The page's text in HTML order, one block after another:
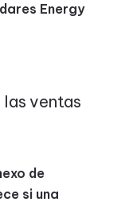
Energy
las ventas
de
si una